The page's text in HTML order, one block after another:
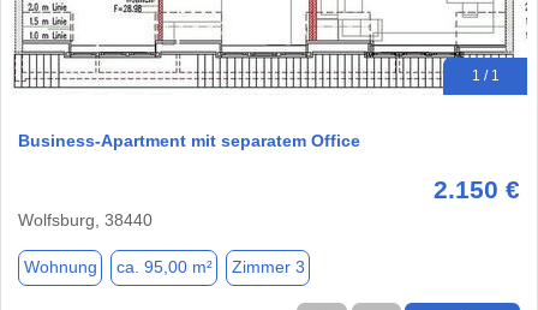
1 / 1
Business-Apartment mit separatem Office
2.150 €
Wolfsburg, 38440
Wohnung ca. 95,00 m² Zimmer 3